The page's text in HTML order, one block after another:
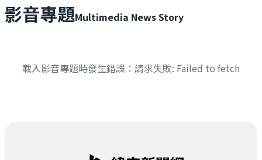
影音專題Multimedia News Story
載入影音專題時發生錯誤： 請求失敗: Failed to fetch